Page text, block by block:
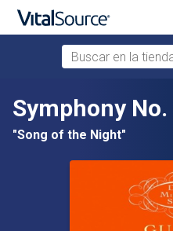
Saltar al contenido principal
Buscar en la
Symphony No.
"Song of the Night"